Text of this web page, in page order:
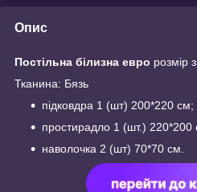
Опис
Постільна білизна евро розмір
Тканина: Бязь
підковдра 1 (шт) 200*220 см;
простирадло 1 (шт.) 220*200
наволочка 2 (шт) 70*70 см.